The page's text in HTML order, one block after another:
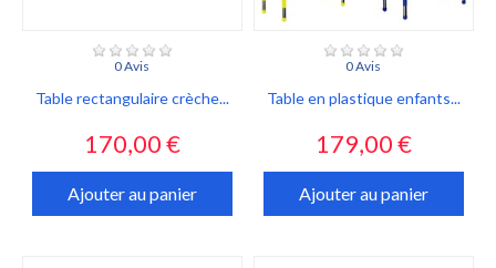
0 Avis
Table rectangulaire crèche...
Prix
170,00 €
Ajouter au panier
0 Avis
Table en plastique enfants...
Prix
179,00 €
Ajouter au panier